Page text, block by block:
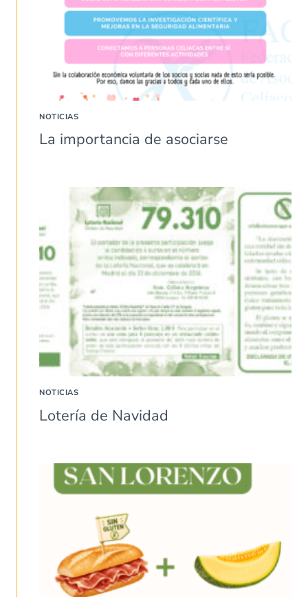
NOTICIAS
La importancia de asociarse
NOTICIAS
Lotería de Navidad